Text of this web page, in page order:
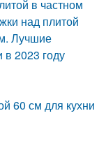
в частном
над плитой
Лучшие
2023 году
60 см для кухни